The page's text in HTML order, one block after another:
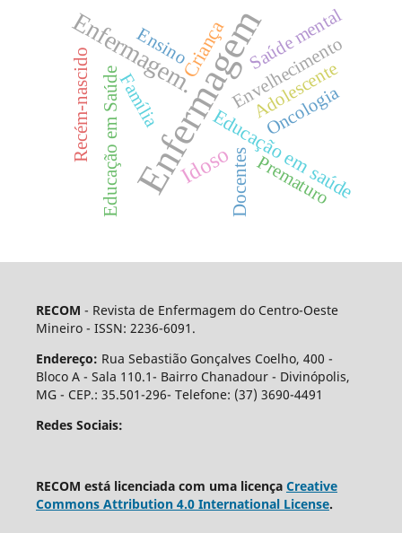
Enfermagem
Enfermagem.
Idoso
Criança
Educação em saúde
Educação em Saúde Envelhecimento
Adolescente
Família
Ensino
Recém-nascido
Saúde mental
Oncologia
DocentesPrematuro
RECOM - Revista de Enfermagem do Centro-Oeste
Mineiro - ISSN: 2236-6091.
Endereço: Rua Sebastião Gonçalves Coelho, 400 -
Bloco A - Sala 110.1- Bairro Chanadour - Divinópolis,
MG - CEP.: 35.501-296- Telefone: (37) 3690-4491
Redes Sociais:
RECOM está licenciada com uma licença Creative
Commons Attribution 4.0 International License.